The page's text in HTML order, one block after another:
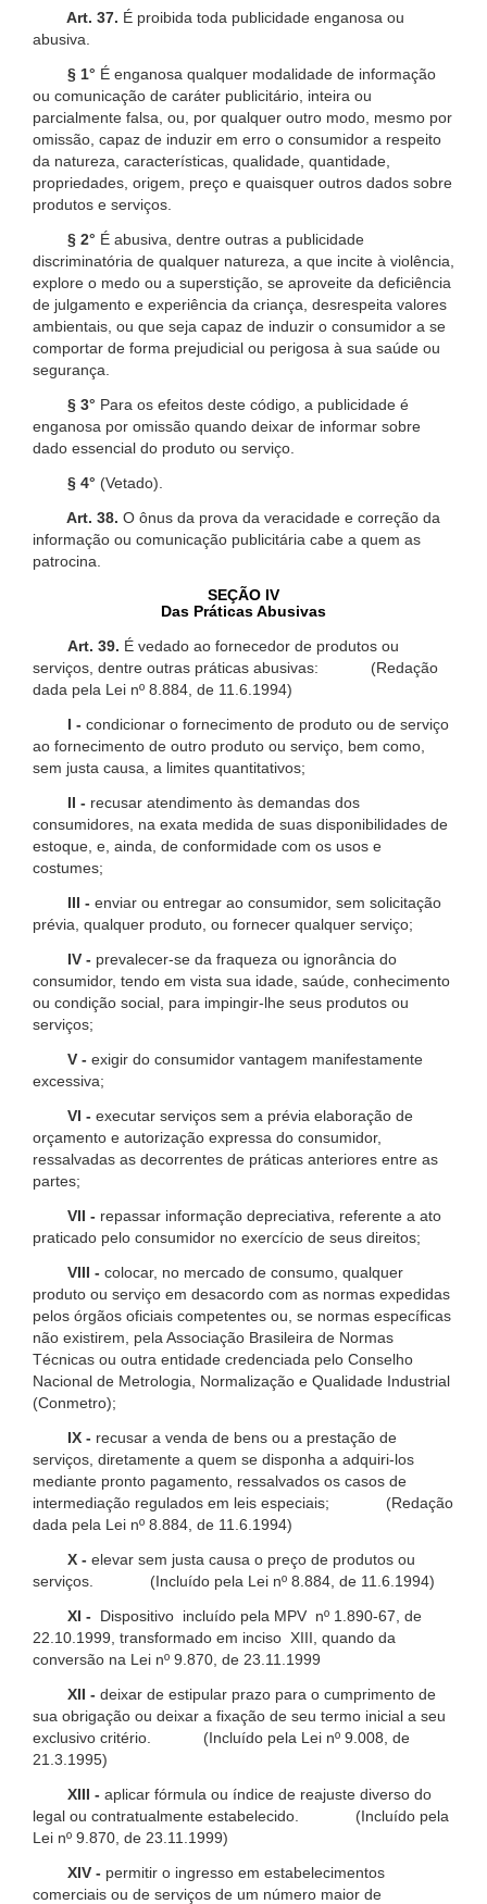
Art. 37. É proibida toda publicidade enganosa ou
abusiva.
§ 1° É enganosa qualquer modalidade de informação
ou comunicação de caráter publicitário, inteira ou
parcialmente falsa, ou, por qualquer outro modo, mesmo por
omissão, capaz de induzir em erro o consumidor a respeito
da natureza, características, qualidade, quantidade,
propriedades, origem, preço e quaisquer outros dados sobre
produtos e serviços.
§ 2° É abusiva, dentre outras a publicidade
discriminatória de qualquer natureza, a que incite à violência,
explore o medo ou a superstição, se aproveite da deficiência
de julgamento e experiência da criança, desrespeita valores
ambientais, ou que seja capaz de induzir o consumidor a se
comportar de forma prejudicial ou perigosa à sua saúde ou
segurança.
§ 3° Para os efeitos deste código, a publicidade é
enganosa por omissão quando deixar de informar sobre
dado essencial do produto ou serviço.
§ 4° (Vetado).
Art. 38. O ônus da prova da veracidade e correção da
informação ou comunicação publicitária cabe a quem as
patrocina.
SEÇÃO IV
Das Práticas Abusivas
Art. 39. É vedado ao fornecedor de produtos ou
serviços, dentre outras práticas abusivas: (Redação
dada pela Lei nº 8.884, de 11.6.1994)
I - condicionar o fornecimento de produto ou de serviço
ao fornecimento de outro produto ou serviço, bem como,
sem justa causa, a limites quantitativos;
II - recusar atendimento às demandas dos
consumidores, na exata medida de suas disponibilidades de
estoque, e, ainda, de conformidade com os usos e
costumes;
III - enviar ou entregar ao consumidor, sem solicitação
prévia, qualquer produto, ou fornecer qualquer serviço;
IV - prevalecer-se da fraqueza ou ignorância do
consumidor, tendo em vista sua idade, saúde, conhecimento
ou condição social, para impingir-lhe seus produtos ou
serviços;
V - exigir do consumidor vantagem manifestamente
excessiva;
VI - executar serviços sem a prévia elaboração de
orçamento e autorização expressa do consumidor,
ressalvadas as decorrentes de práticas anteriores entre as
partes;
VII - repassar informação depreciativa, referente a ato
praticado pelo consumidor no exercício de seus direitos;
VIII - colocar, no mercado de consumo, qualquer
produto ou serviço em desacordo com as normas expedidas
pelos órgãos oficiais competentes ou, se normas específicas
não existirem, pela Associação Brasileira de Normas
Técnicas ou outra entidade credenciada pelo Conselho
Nacional de Metrologia, Normalização e Qualidade Industrial
(Conmetro);
IX - recusar a venda de bens ou a prestação de
serviços, diretamente a quem se disponha a adquiri-los
mediante pronto pagamento, ressalvados os casos de
intermediação regulados em leis especiais; (Redação
dada pela Lei nº 8.884, de 11.6.1994)
X - elevar sem justa causa o preço de produtos ou
serviços. (Incluído pela Lei nº 8.884, de 11.6.1994)
XI -
Dispositivo incluído pela MPV nº 1.890-67, de
22.10.1999, transformado em inciso XIII, quando da
conversão na Lei nº 9.870, de 23.11.1999
XII - deixar de estipular prazo para o cumprimento de
sua obrigação ou deixar a fixação de seu termo inicial a seu
exclusivo critério. (Incluído pela Lei nº 9.008, de
21.3.1995)
XIII - aplicar fórmula ou índice de reajuste diverso do
legal ou contratualmente estabelecido. (Incluído pela
Lei nº 9.870, de 23.11.1999)
XIV - permitir o ingresso em estabelecimentos
comerciais ou de serviços de um número maior de